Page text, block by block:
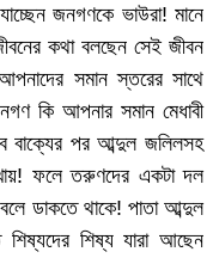
জনগণকে ভাউরা! মানে
কথা বলছেন সেই জীবন
সমান স্তরের সাথে
কি আপনার সমান মেধাবী
বাক্যের পর আব্দুল জলিলসহ
খায়! ফলে তরুণদের একটা দল
ডাকতে থাকে! পাতা আব্দুল
শিষ্য যারা আছেন